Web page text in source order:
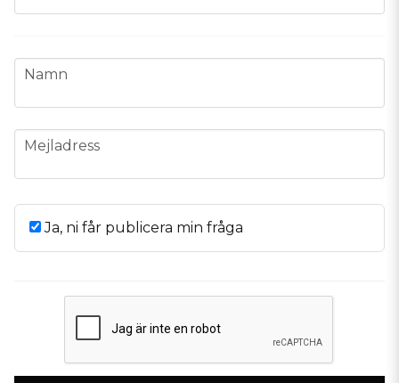
name
Namn
email
Mejladress
Ja, ni får publicera min fråga